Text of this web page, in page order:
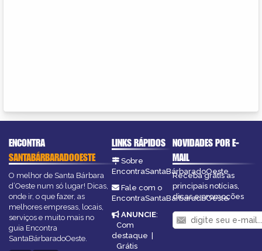
ENCONTRA
SANTABÁRBARADOOESTE
O melhor de Santa Bárbara
d’Oeste num só lugar! Dicas,
onde ir, o que fazer, as
melhores empresas, locais,
serviços e muito mais no
guia Encontra
SantaBárbaradoOeste.
LINKS RÁPIDOS
Sobre
EncontraSantaBárbaradoOeste
Fale com o
EncontraSantaBárbaradoOeste
ANUNCIE:
Com
destaque |
Grátis
NOVIDADES POR E-
MAIL
Receba grátis as
principais notícias,
dicas e promoções